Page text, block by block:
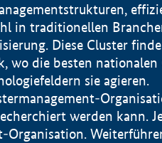
in traditionellen
Diese Cluster
wo die besten nationalen
sie agieren.
werden kann.
Organisation.